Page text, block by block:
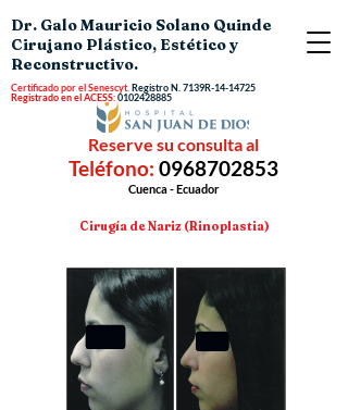
Dr. Galo Mauricio Solano Quinde
Cirujano Plástico, Estético y
Reconstructivo.
Certificado por el Senescyt. Registro N. 7139R-14-14725
Registrado en el ACESS:0102428885
Reserve su consulta al
Teléfono: 0968702853
Cuenca - Ecuador
Cirugía de Nariz (Rinoplastia)